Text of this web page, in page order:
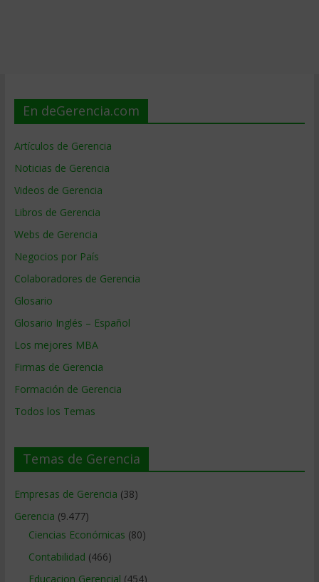
En deGerencia.com
Artículos de Gerencia
Noticias de Gerencia
Videos de Gerencia
Libros de Gerencia
Webs de Gerencia
Negocios por País
Colaboradores de Gerencia
Glosario
Glosario Inglés – Español
Los mejores MBA
Firmas de Gerencia
Formación de Gerencia
Todos los Temas
Temas de Gerencia
Empresas de Gerencia (38)
Gerencia (9.477)
Ciencias Económicas (80)
Contabilidad (466)
Educacion Gerencial (454)